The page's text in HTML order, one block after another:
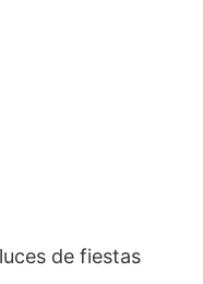
de fiestas